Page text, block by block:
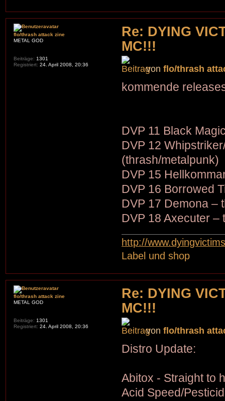
Re: DYING
MC!!!
vonflo/thrash
kommende
DVP 11 Black
DVP 12
(thrash/metalpunk)
DVP 15
DVP 16 Borrowed
DVP 17 Demona –
DVP 18 Axecuter –
http://
Label und shop
flo/thrash attack zine
METAL GOD
Beiträge: 1301
Registriert: 24. April 2008, 20:36
Re: DYING
MC!!!
vonflo/thrash
Distro Update:
Abitox - Straight to
Acid Speed/
flo/thrash attack zine
METAL GOD
Beiträge: 1301
Registriert: 24. April 2008, 20:36